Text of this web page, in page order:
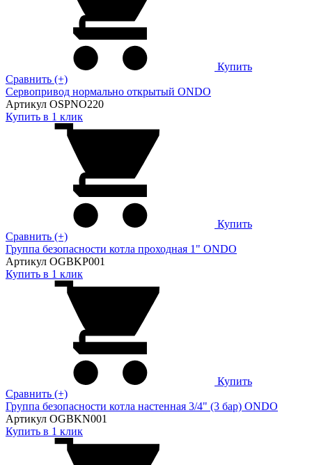
Купить
Сравнить (+)
Сервопривод нормально открытый ONDO
Артикул OSPNO220
Купить в 1 клик
Купить
Сравнить (+)
Группа безопасности котла проходная 1" ONDO
Артикул OGBKP001
Купить в 1 клик
Купить
Сравнить (+)
Группа безопасности котла настенная 3/4" (3 бар) ONDO
Артикул OGBKN001
Купить в 1 клик